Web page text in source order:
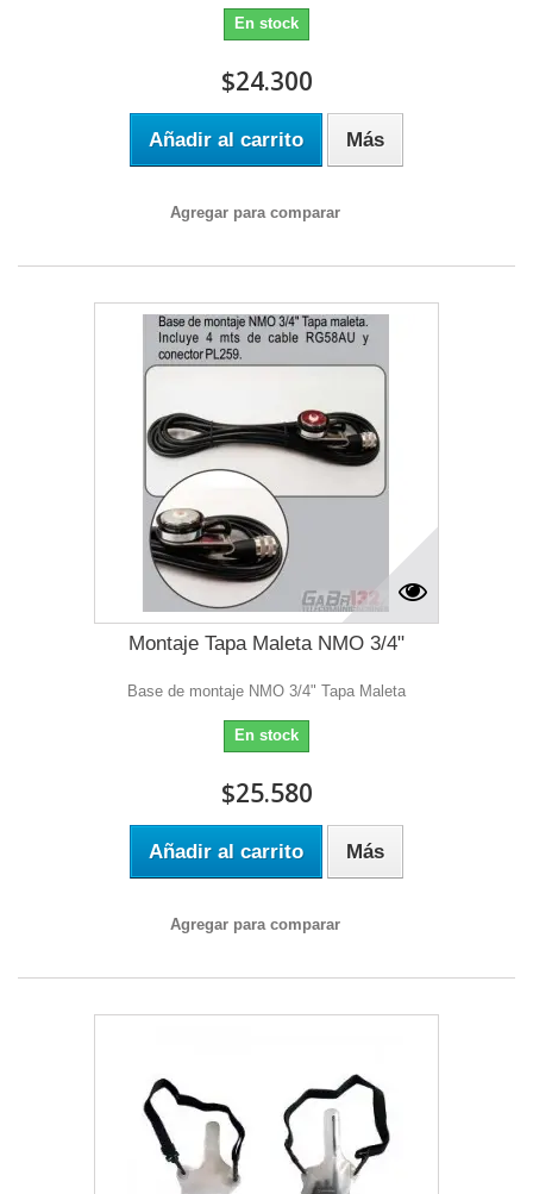
En stock
$24.300
Añadir al carrito Más
Agregar para comparar
Montaje Tapa Maleta NMO 3/4"
Base de montaje NMO 3/4" Tapa Maleta
En stock
$25.580
Añadir al carrito Más
Agregar para comparar